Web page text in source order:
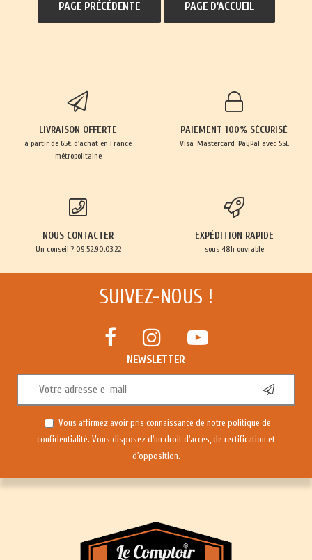
LIVRAISON OFFERTE
à partir de 65€ d'achat en France
métropolitaine
PAIEMENT 100% SÉCURISÉ
Visa, Mastercard, PayPal avec SSL
NOUS CONTACTER
Un conseil ? 09.52.90.03.22
EXPÉDITION RAPIDE
sous 48h ouvrable
SUIVEZ-NOUS !
NEWSLETTER
Vous affirmez avoir pris connaissance de notre politique de
confidentialité. Vous disposez d'un droit d'accès, de rectification et
d'opposition.